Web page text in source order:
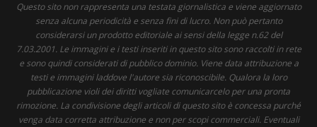
Questo sito non rappresenta una testata giornalistica e viene aggiornato
senza alcuna periodicità e senza fini di lucro. Non può pertanto
considerarsi un prodotto editoriale ai sensi della legge n.62 del
7.03.2001. Le immagini e i testi inseriti in questo sito sono raccolti in rete
e sono quindi considerati di pubblico dominio. Viene data attribuzione a
testi e immagini laddove l'autore sia riconoscibile. Qualora la loro
pubblicazione violi dei diritti vogliate comunicarcelo per una pronta
rimozione. La condivisione degli articoli di questo sito è concessa purché
venga data corretta attribuzione e non per scopi commerciali. Eventuali